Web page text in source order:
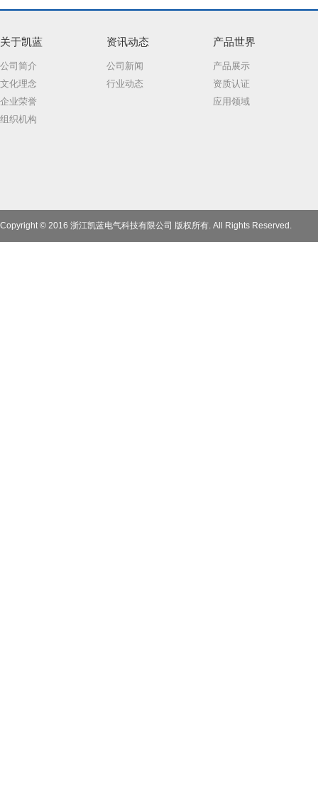
关于凯蓝
公司简介
文化理念
企业荣誉
组织机构
资讯动态
公司新闻
行业动态
产品世界
产品展示
资质认证
应用领域
Copyright © 2016 浙江凯蓝电气科技有限公司 版权所有. All Rights Reserved.